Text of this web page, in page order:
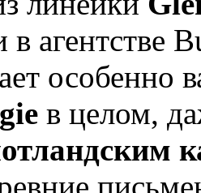
в агентстве
особенно
в целом,